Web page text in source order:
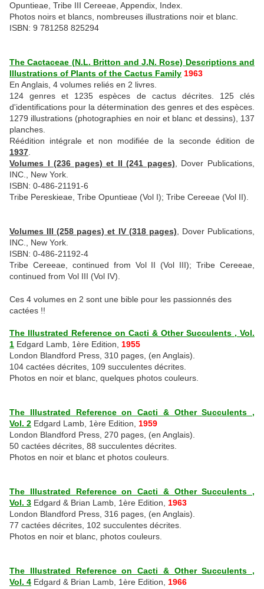
Opuntieae, Tribe III Cereeae, Appendix, Index.
Photos noirs et blancs, nombreuses illustrations noir et blanc.
ISBN: 9 781258 825294
The Cactaceae (N.L. Britton and J.N. Rose) Descriptions and
Illustrations of Plants of the Cactus Family 1963
En Anglais, 4 volumes reliés en 2 livres.
124 genres et 1235 espèces de cactus décrites. 125 clés
d'identifications pour la détermination des genres et des espèces.
1279 illustrations (photographies en noir et blanc et dessins), 137
planches.
Réédition intégrale et non modifiée de la seconde édition de
1937
Volumes I (236 pages) et II (241 pages) , Dover Publications,
INC., New York.
ISBN: 0-486-21191-6
Tribe Pereskieae, Tribe Opuntieae (Vol I); Tribe Cereeae (Vol II).
Volumes III (258 pages) et IV (318 pages) , Dover Publications,
INC., New York.
ISBN: 0-486-21192-4
Tribe Cereeae, continued from Vol II (Vol III); Tribe Cereeae,
continued from Vol III (Vol IV).
Ces 4 volumes en 2 sont une bible pour les passionnés des
cactées !!
The Illustrated Reference on Cacti & Other Succulents , Vol.
1 Edgard Lamb, 1ère Edition, 1955
London Blandford Press, 310 pages, (en Anglais).
104 cactées décrites, 109 succulentes décrites.
Photos en noir et blanc, quelques photos couleurs.
The Illustrated Reference on Cacti & Other Succulents ,
Vol. 2 Edgard Lamb, 1ère Edition, 1959
London Blandford Press, 270 pages, (en Anglais).
50 cactées décrites, 88 succulentes décrites.
Photos en noir et blanc et photos couleurs.
The Illustrated Reference on Cacti & Other Succulents ,
Vol. 3 Edgard & Brian Lamb, 1ère Edition, 1963
London Blandford Press, 316 pages, (en Anglais).
77 cactées décrites, 102 succulentes décrites.
Photos en noir et blanc, photos couleurs.
The Illustrated Reference on Cacti & Other Succulents ,
Vol. 4 Edgard & Brian Lamb, 1ère Edition, 1966